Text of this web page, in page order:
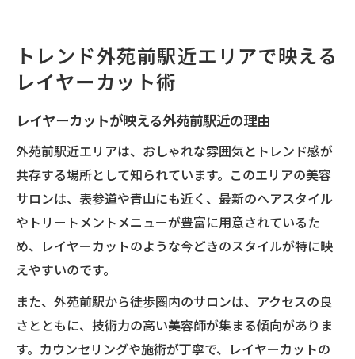
トレンド外苑前駅近エリアで映える
レイヤーカット術
レイヤーカットが映える外苑前駅近の理由
外苑前駅近エリアは、おしゃれな雰囲気とトレンド感が
共存する場所として知られています。このエリアの美容
サロンは、表参道や青山にも近く、最新のヘアスタイル
やトリートメントメニューが豊富に用意されているた
め、レイヤーカットのような今どきのスタイルが特に映
えやすいのです。
また、外苑前駅から徒歩圏内のサロンは、アクセスの良
さとともに、技術力の高い美容師が集まる傾向がありま
す。カウンセリングや施術が丁寧で、レイヤーカットの